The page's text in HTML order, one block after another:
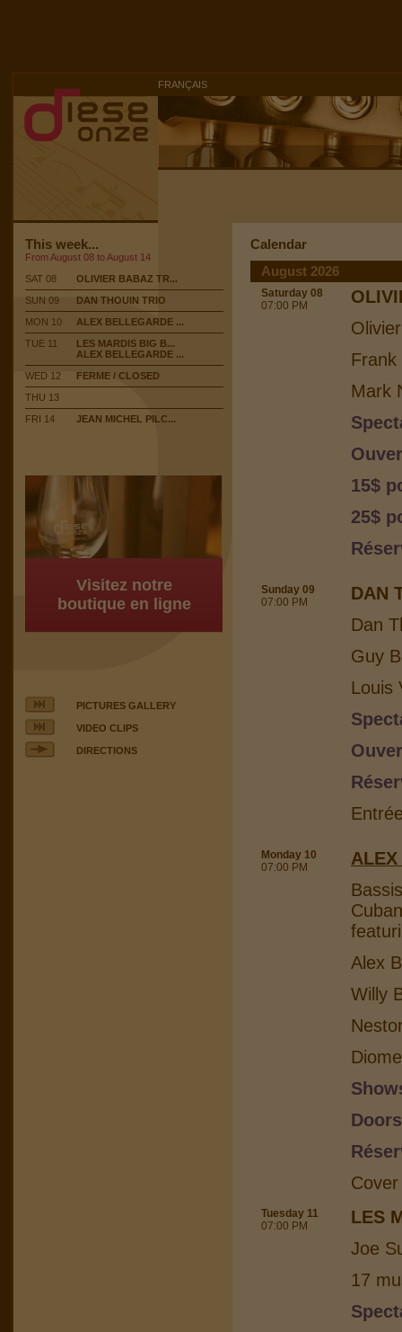
FRANÇAIS
This week...
From August 08 to August 14
SAT 08
OLIVIER BABAZ TR...
SUN 09
DAN THOUIN TRIO
MON 10
ALEX BELLEGARDE ...
TUE 11
LES MARDIS BIG B...
ALEX BELLEGARDE ...
WED 12
FERME / CLOSED
THU 13
FRI 14
JEAN MICHEL PILC...
Visitez notre
boutique en ligne
PICTURES GALLERY
VIDEO CLIPS
DIRECTIONS
Calendar
August 2026
Saturday 08
07:00 PM
Frank
Mark
15$
25$
Sunday 09
07:00 PM
DAN
Dan
Guy
Louis
Monday 10
07:00 PM
Alex
Willy
Tuesday 11
07:00 PM
LES
Joe
17